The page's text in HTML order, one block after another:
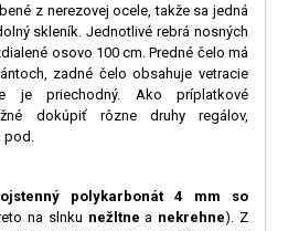
z nerezovej ocele, takže sa jedná
skleník. Jednotlivé rebrá nosných
osovo 100 cm. Predné čelo má
zadné čelo obsahuje vetracie
je priechodný. Ako príplatkové
dokúpiť rôzne druhy regálov,
polykarbonát 4 mm so
na slnku nežltnea nekrehne). Z